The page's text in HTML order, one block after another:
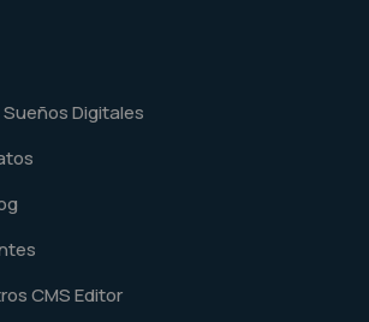
Digitales
CMS Editor